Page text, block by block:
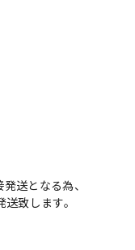
送となる為、
致します。